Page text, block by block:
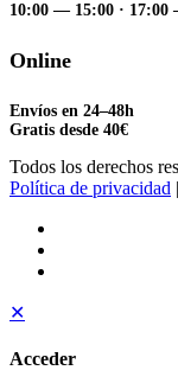
10:00 — 15:00 · 17:00
Online
Envíos en 24–48h
Gratis desde 40€
Todos los derechos
Política de privacidad |
✕
Acceder